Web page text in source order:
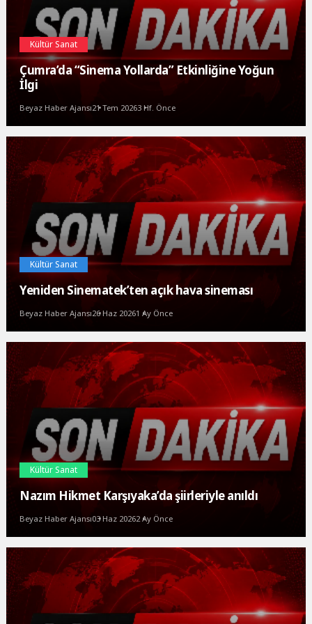
Kültür Sanat
Çumra’da “Sinema Yollarda” Etkinliğine Yoğun
İlgi
Beyaz Haber Ajansı21 Tem 20263 Hf. Önce
Kültür Sanat
Yeniden Sinematek’ten açık hava sineması
Beyaz Haber Ajansı26 Haz 20261 Ay Önce
Kültür Sanat
Nazım Hikmet Karşıyaka’da şiirleriyle anıldı
Beyaz Haber Ajansı03 Haz 20262 Ay Önce